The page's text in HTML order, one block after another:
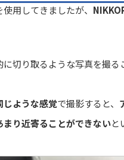
用してきましたが、
切り取るような写真を撮る
じような感覚で撮影すると、
り近寄ることができないと